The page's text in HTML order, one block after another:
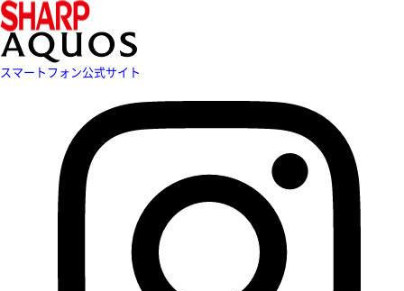
スマートフォン公式サイト